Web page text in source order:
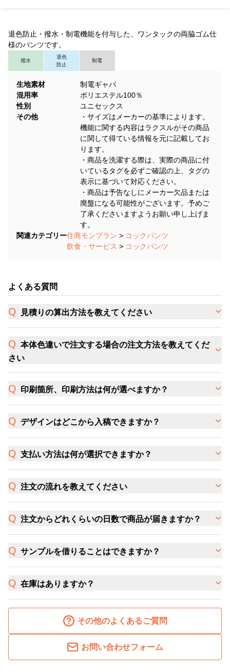
退色防止・撥水・制電機能を付与した、ワンタックの両脇ゴム仕
様のパンツです。
撥水
退色
防止
制電
生地素材
制電ギャバ
混用率
ポリエステル100％
性別
ユニセックス
その他
・サイズはメーカーの基準によります。
機能に関する内容はラクスルがその商品
に関して得ている情報を元に記載してお
ります。
・商品を洗濯する際は、実際の商品に付
いているタグを必ずご確認の上、タグの
表示に基づいて対応ください。
・商品は予告なしにメーカー欠品または
廃盤になる可能性がございます。予めご
了承くださいますようお願い申し上げま
す。
関連カテゴリー住商モンブラン > コックパンツ
飲食・サービス > コックパンツ
よくある質問
見積りの算出方法を教えてください
本体色違いで注文する場合の注文方法を教えてくだ
さい
印刷箇所、印刷方法は何が選べますか？
デザインはどこから入稿できますか？
支払い方法は何が選択できますか？
注文の流れを教えてください
注文からどれくらいの日数で商品が届きますか？
サンプルを借りることはできますか？
在庫はありますか？
その他のよくあるご質問
お問い合わせフォーム